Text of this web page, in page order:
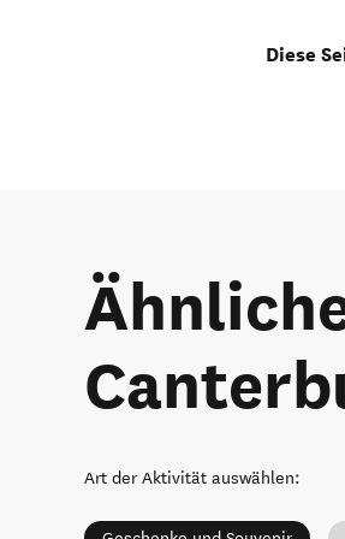
Diese
Art der Aktivität auswählen: